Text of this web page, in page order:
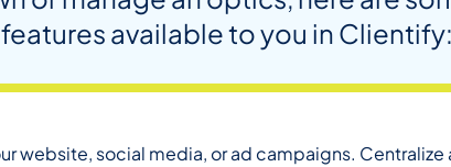
available to you in
website, social media, or ad campaigns.